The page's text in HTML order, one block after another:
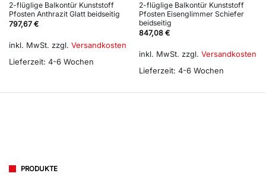
2-flüglige Balkontür Kunststoff
Pfosten Anthrazit Glatt beidseitig
797,67 €
inkl. MwSt. zzgl. Versandkosten
Lieferzeit: 4-6 Wochen
2-flüglige Balkontür Kunststoff
Pfosten Eisenglimmer Schiefer
beidseitig
847,08 €
inkl. MwSt. zzgl. Versandkosten
Lieferzeit: 4-6 Wochen
PRODUKTE